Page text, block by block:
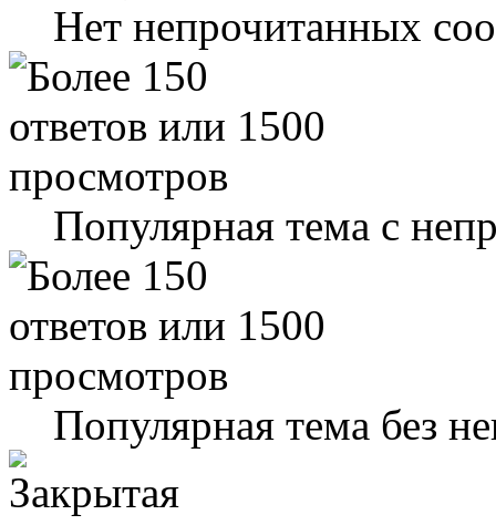
Нет непрочитанных
Популярная тема с
Популярная тема без